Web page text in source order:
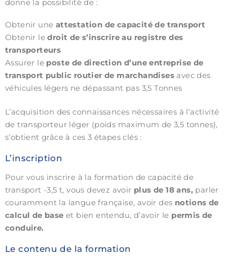
donne la possibilité de :
Obtenir une attestation de capacité de transport
Obtenir ledroit de s’inscrire au registre des
transporteurs
Assurer le poste de direction d’une entreprise de
transport public routier de marchandises avec des
véhicules légers ne dépassant pas 3,5 Tonnes
L’acquisition des connaissances nécessaires à l’activité
de transporteur léger (poids maximum de 3,5 tonnes),
s’obtient grâce à ces 3 étapes clés :
L’inscription
Pour vous inscrire à la formation de capacité de
transport -3,5 t, vous devez avoir plus de 18 ans, parler
couramment la langue française, avoir des notions de
calcul de base et bien entendu, d’avoir le permis de
conduire.
Le contenu de la formation